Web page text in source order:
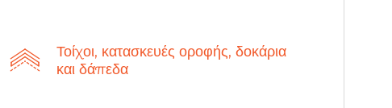
Τοίχοι, κατασκευές οροφής, δοκάρια
και δάπεδα